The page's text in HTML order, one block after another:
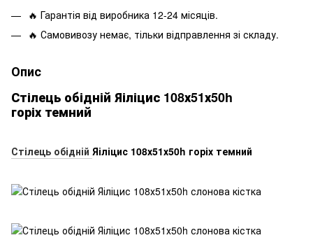
🔥 Гарантія від виробника 12-24 місяців.
🔥 Самовивозу немає, тільки відправлення зі складу.
Опис
Стілець обідній Яіліцис 108х51х50h
горіх темний
Стілець обідній Яіліцис 108х51х50h горіх темний